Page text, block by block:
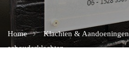
Home Klachten & Aandoeningen
schouderklachten